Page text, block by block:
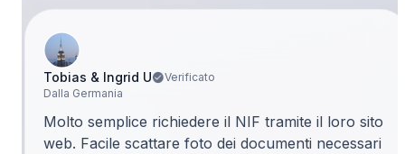
Tobias & Ingrid U
Verificato
Dalla Germania
Molto semplice richiedere il NIF tramite il loro sito
web. Facile scattare foto dei documenti necessari